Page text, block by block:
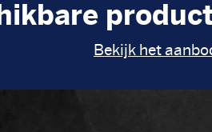
Bekijk het